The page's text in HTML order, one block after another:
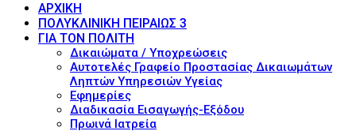
ΑΡΧΙΚΗ
ΠΟΛΥΚΛΙΝΙΚΗ ΠΕΙΡΑΙΩΣ 3
ΓΙΑ ΤΟΝ ΠΟΛΙΤΗ
Δικαιώματα / Υποχρεώσεις
Αυτοτελές Γραφείο Προστασίας Δικαιωμάτων
Ληπτών Υπηρεσιών Υγείας
Εφημερίες
Διαδικασία Εισαγωγής-Εξόδου
Πρωινά Ιατρεία